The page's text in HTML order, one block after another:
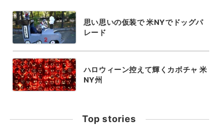
思い思いの仮装で 米NYでドッグパ
レード
ハロウィーン控えて輝くカボチャ 米
NY州
Top stories